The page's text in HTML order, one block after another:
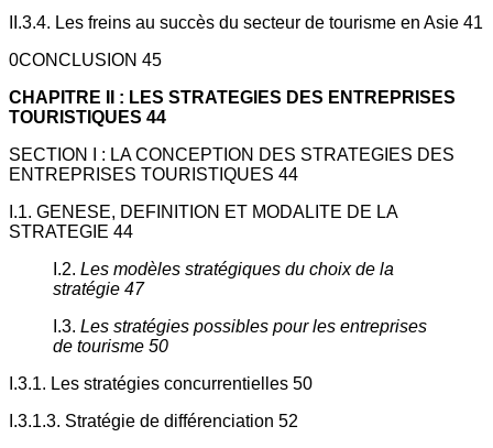
II.3.4. Les freins au succès du secteur de tourisme en Asie 41
0CONCLUSION 45
CHAPITRE II : LES STRATEGIES DES ENTREPRISES
TOURISTIQUES 44
SECTION I : LA CONCEPTION DES STRATEGIES DES
ENTREPRISES TOURISTIQUES 44
I.1. GENESE, DEFINITION ET MODALITE DE LA
STRATEGIE 44
I.2. Les modèles stratégiques du choix de la
stratégie 47
I.3. Les stratégies possibles pour les entreprises
de tourisme 50
I.3.1. Les stratégies concurrentielles 50
I.3.1.3. Stratégie de différenciation 52